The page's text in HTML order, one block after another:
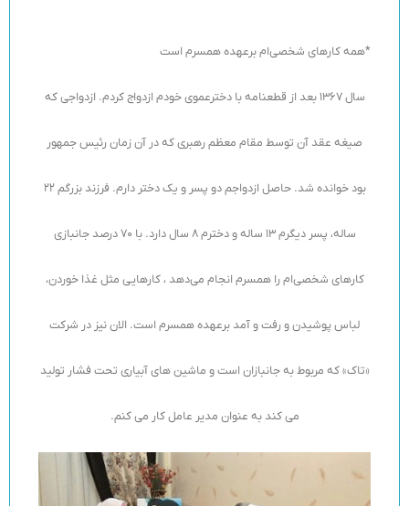
*همه کارهای شخصی‌ام برعهده همسرم است
سال 1367 بعد از قطعنامه با دخترعموی خودم ازدواج کردم. ازدواجی که
صیغه عقد آن توسط مقام معظم رهبری که در آن زمان رئیس جمهور
بود خوانده شد. حاصل ازدواجم دو پسر و یک دختر دارم. فرزند بزرگم 22
ساله، پسر دیگرم 13 ساله و دخترم 8 سال دارد. با 70 درصد جانبازی
کارهای شخصی‌ام را همسرم انجام می‌دهد ، کارهایی مثل غذا خوردن،
لباس پوشیدن و رفت و آمد برعهده همسرم است. الان نیز در شرکت
«تاک» که مربوط به جانبازان است و ماشین های آبیاری تحت فشار تولید
می کند به عنوان مدیر عامل کار می کنم.